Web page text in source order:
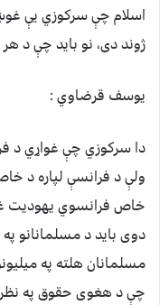
اسلام چې سرکوزي یې
ژوند دی، نو باید چې د
یوسف قرضاوي :
دا سرکوزي چې غواړي د
ولې د فرانسې لپاره د
خاص فرانسوي یهودیت
دوی باید د مسلمانانو
مسلمانان هلته په
چې د هغوی حقوق په